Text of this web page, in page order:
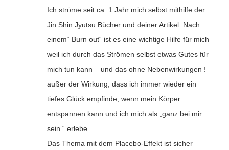
Ich ströme seit ca. 1 Jahr mich selbst mithilfe der
Jin Shin Jyutsu Bücher und deiner Artikel. Nach
einem“ Burn out“ ist es eine wichtige Hilfe für mich
weil ich durch das Strömen selbst etwas Gutes für
mich tun kann – und das ohne Nebenwirkungen ! –
außer der Wirkung, dass ich immer wieder ein
tiefes Glück empfinde, wenn mein Körper
entspannen kann und ich mich als „ganz bei mir
sein “ erlebe.
Das Thema mit dem Placebo-Effekt ist sicher